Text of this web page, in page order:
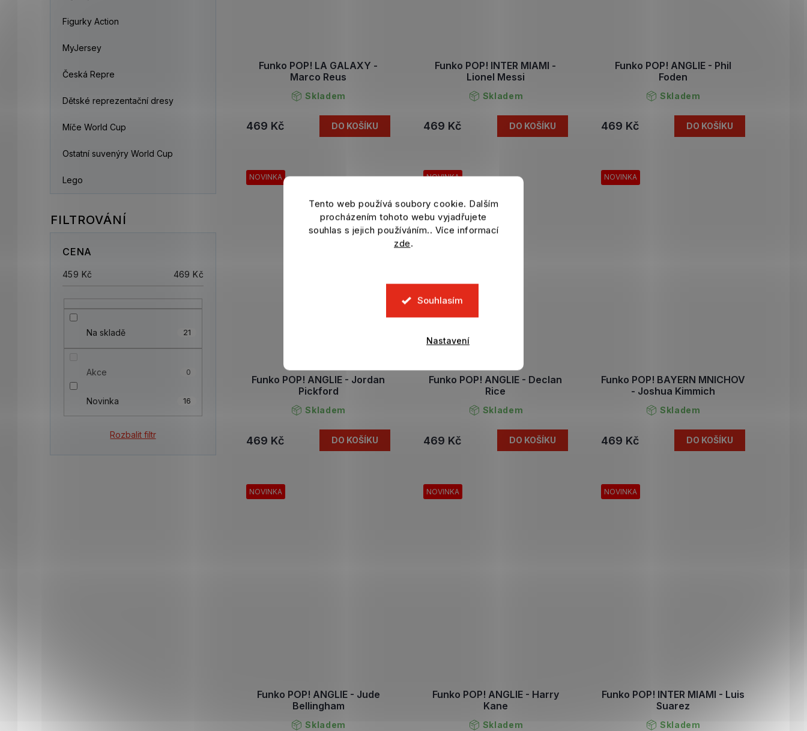
Tento web používá soubory cookie. Dalším
procházením tohoto webu vyjadřujete
souhlas s jejich používáním.. Více informací
zde.
Souhlasím
Nastavení
Figurky Action
MyJersey
Česká Repre
Dětské reprezentační dresy
Míče World Cup
Ostatní suvenýry World Cup
Lego
CENA
459 Kč 469 Kč
Na skladě 21
Akce 0
Novinka 16
Rozbalit filtr
Funko POP! LA GALAXY -
Marco Reus
Skladem
469 Kč DO KOŠÍKU
Funko POP! INTER MIAMI -
Lionel Messi
Skladem
469 Kč DO KOŠÍKU
Funko POP! ANGLIE - Phil
Foden
Skladem
469 Kč DO KOŠÍKU
NOVINKA
Funko POP! ANGLIE - Jordan
Pickford
Skladem
469 Kč DO KOŠÍKU
NOVINKA
Funko POP! ANGLIE - Declan
Rice
Skladem
469 Kč DO KOŠÍKU
NOVINKA
Funko POP! BAYERN MNICHOV
- Joshua Kimmich
Skladem
469 Kč DO KOŠÍKU
NOVINKA
Funko POP! ANGLIE - Jude
Bellingham
Skladem
NOVINKA
Funko POP! ANGLIE - Harry
Kane
Skladem
NOVINKA
Funko POP! INTER MIAMI - Luis
Suarez
Skladem